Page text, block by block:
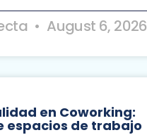
August 6, 2026
en Coworking:
espacios de trabajo